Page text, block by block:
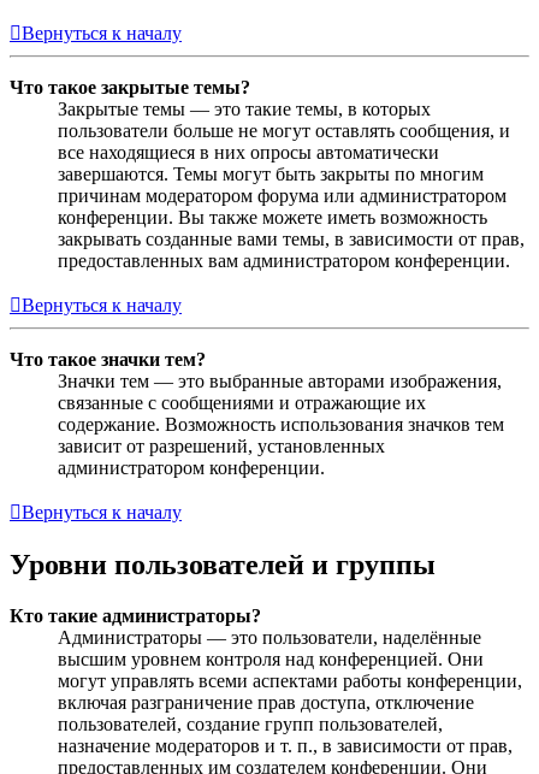
Вернуться к началу
Что такое закрытые темы?
Закрытые темы — это такие темы, в которых
пользователи больше не могут оставлять сообщения, и
все находящиеся в них опросы автоматически
завершаются. Темы могут быть закрыты по многим
причинам модератором форума или администратором
конференции. Вы также можете иметь возможность
закрывать созданные вами темы, в зависимости от прав,
предоставленных вам администратором конференции.
Вернуться к началу
Что такое значки тем?
Значки тем — это выбранные авторами изображения,
связанные с сообщениями и отражающие их
содержание. Возможность использования значков тем
зависит от разрешений, установленных
администратором конференции.
Вернуться к началу
Уровни пользователей и группы
Кто такие администраторы?
Администраторы — это пользователи, наделённые
высшим уровнем контроля над конференцией. Они
могут управлять всеми аспектами работы конференции,
включая разграничение прав доступа, отключение
пользователей, создание групп пользователей,
назначение модераторов и т. п., в зависимости от прав,
предоставленных им создателем конференции. Они